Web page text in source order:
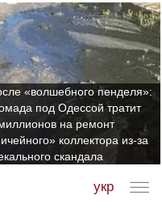
«волшебного пенделя»:
под Одессой тратит
на ремонт
коллектора из-за
скандала
укр